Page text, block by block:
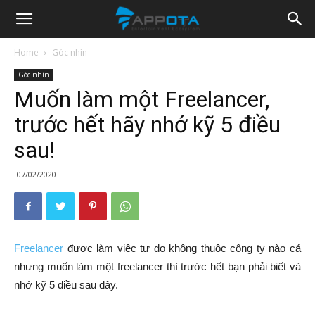
Appota
News
Home Góc nhìn
Góc nhìn
Muốn làm một Freelancer,
trước hết hãy nhớ kỹ 5 điều
sau!
07/02/2020
Freelancer được làm việc tự do không thuộc công ty nào cả
nhưng muốn làm một freelancer thì trước hết bạn phải biết và
nhớ kỹ 5 điều sau đây.